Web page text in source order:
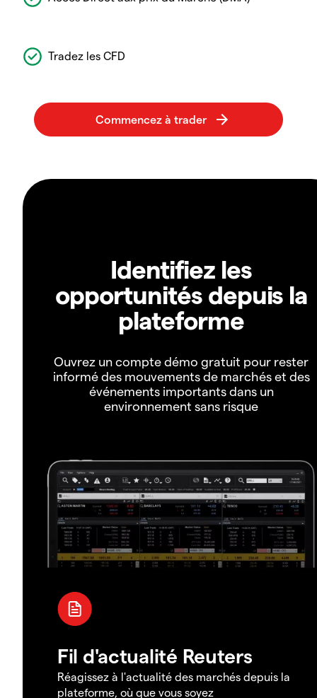
Tradez les CFD
Identifiez les
opportunités depuis la
plateforme
Ouvrez un compte démo gratuit pour rester
informé des mouvements de marchés et des
événements importants dans un
environnement sans risque
Fil d'actualité Reuters
Réagissez à l'actualité des marchés depuis la
plateforme, où que vous soyez